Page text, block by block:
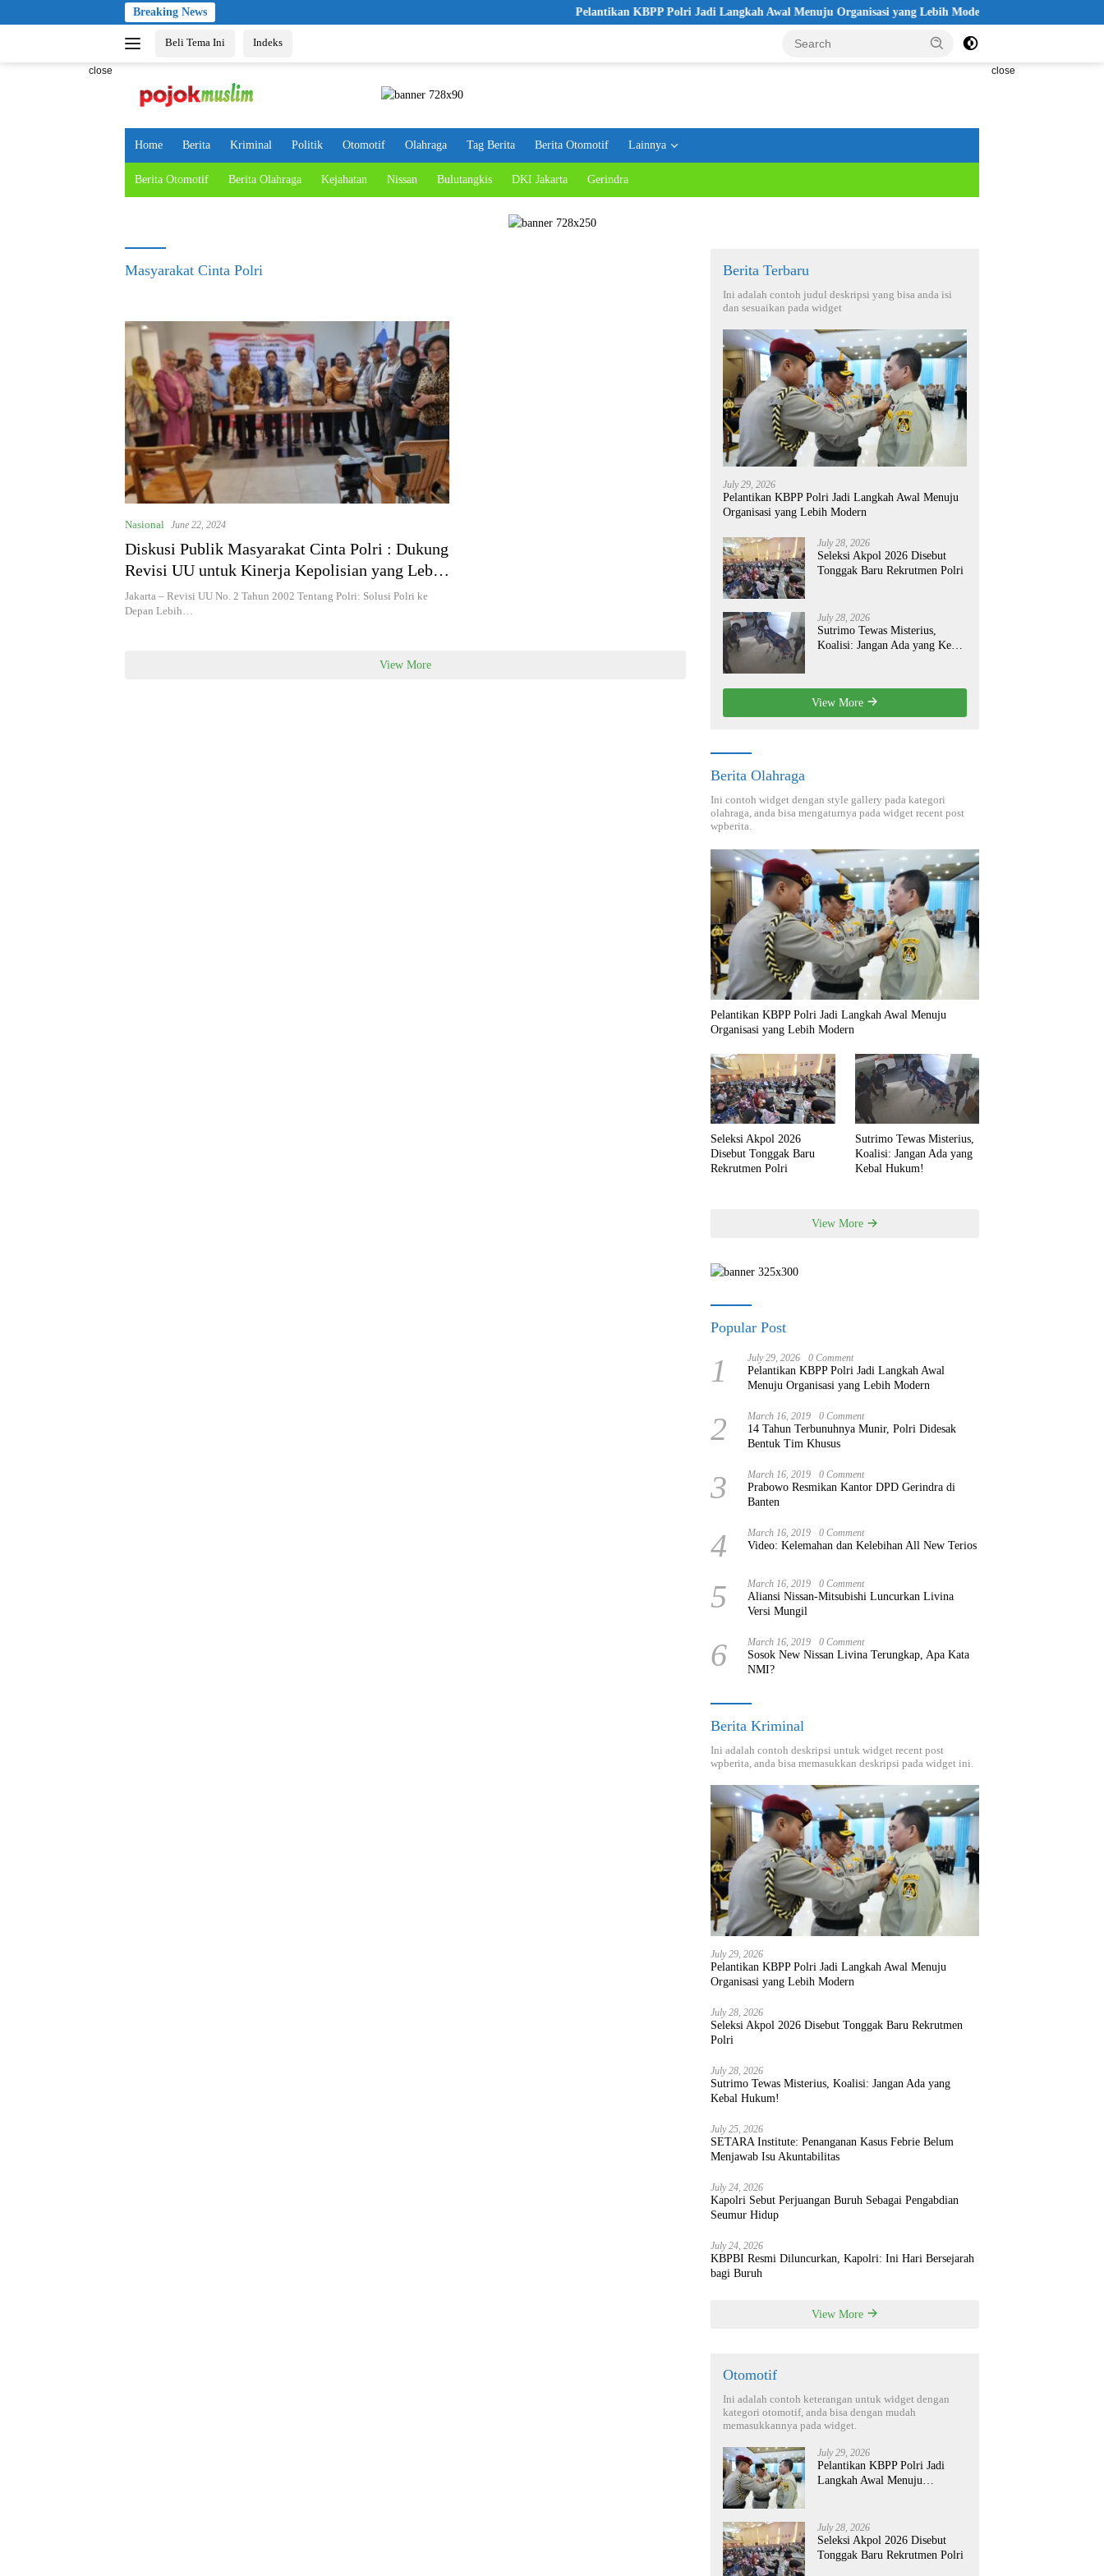
to
Breaking News Pelantikan KBPP Polri Jadi Langkah Awal Menuju Organisasi yang Lebih Modern
Beli Tema Ini Indeks
close close
Home Berita Kriminal Politik Otomotif Olahraga Tag Berita Berita Otomotif Lainnya
Berita Otomotif Berita Olahraga Kejahatan Nissan Bulutangkis DKI Jakarta Gerindra
Masyarakat Cinta Polri
Nasional June 22, 2024
Diskusi Publik Masyarakat Cinta Polri : Dukung
Revisi UU untuk Kinerja Kepolisian yang Lebih
Presisi
Jakarta – Revisi UU No. 2 Tahun 2002 Tentang Polri: Solusi Polri ke
Depan Lebih…
View More
Berita Terbaru
Ini adalah contoh judul deskripsi yang bisa anda isi
dan sesuaikan pada widget
July 29, 2026
Pelantikan KBPP Polri Jadi Langkah Awal Menuju
Organisasi yang Lebih Modern
July 28, 2026
Seleksi Akpol 2026 Disebut
Tonggak Baru Rekrutmen Polri
July 28, 2026
Sutrimo Tewas Misterius,
Koalisi: Jangan Ada yang Kebal
View More
Berita Olahraga
Ini contoh widget dengan style gallery pada kategori
olahraga, anda bisa mengaturnya pada widget recent post
wpberita.
Pelantikan KBPP Polri Jadi Langkah Awal Menuju
Organisasi yang Lebih Modern
Seleksi Akpol 2026
Disebut Tonggak Baru
Rekrutmen Polri
Sutrimo Tewas Misterius,
Koalisi: Jangan Ada yang
Kebal Hukum!
View More
Popular Post
1 July 29, 2026 0 Comment
Pelantikan KBPP Polri Jadi Langkah Awal
Menuju Organisasi yang Lebih Modern
2 March 16, 2019 0 Comment
14 Tahun Terbunuhnya Munir, Polri Didesak
Bentuk Tim Khusus
3 March 16, 2019 0 Comment
Prabowo Resmikan Kantor DPD Gerindra di
Banten
4 March 16, 2019 0 Comment
Video: Kelemahan dan Kelebihan All New Terios
5 March 16, 2019 0 Comment
Aliansi Nissan-Mitsubishi Luncurkan Livina
Versi Mungil
6 March 16, 2019 0 Comment
Sosok New Nissan Livina Terungkap, Apa Kata
NMI?
Berita Kriminal
Ini adalah contoh deskripsi untuk widget recent post
wpberita, anda bisa memasukkan deskripsi pada widget ini.
July 29, 2026
Pelantikan KBPP Polri Jadi Langkah Awal Menuju
Organisasi yang Lebih Modern
July 28, 2026
Seleksi Akpol 2026 Disebut Tonggak Baru Rekrutmen
Polri
July 28, 2026
Sutrimo Tewas Misterius, Koalisi: Jangan Ada yang
Kebal Hukum!
July 25, 2026
SETARA Institute: Penanganan Kasus Febrie Belum
Menjawab Isu Akuntabilitas
July 24, 2026
Kapolri Sebut Perjuangan Buruh Sebagai Pengabdian
Seumur Hidup
July 24, 2026
KBPBI Resmi Diluncurkan, Kapolri: Ini Hari Bersejarah
bagi Buruh
View More
Otomotif
Ini adalah contoh keterangan untuk widget dengan
kategori otomotif, anda bisa dengan mudah
memasukkannya pada widget.
July 29, 2026
Pelantikan KBPP Polri Jadi
Langkah Awal Menuju
July 28, 2026
Seleksi Akpol 2026 Disebut
Tonggak Baru Rekrutmen Polri